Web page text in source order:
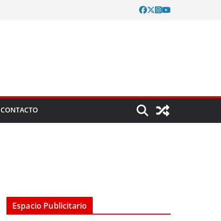
CONTACTO
Espacio Publicitario